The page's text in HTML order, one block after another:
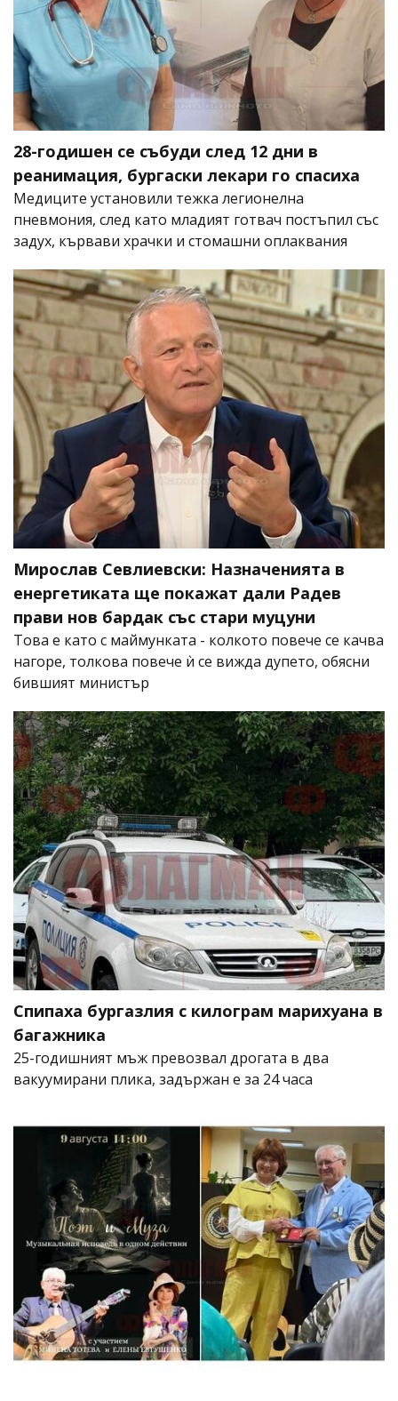
28-годишен се събуди след 12 дни в
реанимация, бургаски лекари го спасиха
Медиците установили тежка легионелна
пневмония, след като младият готвач постъпил със
задух, кървави храчки и стомашни оплаквания
Мирослав Севлиевски: Назначенията в
енергетиката ще покажат дали Радев
прави нов бардак със стари муцуни
Това е като с маймунката - колкото повече се качва
нагоре, толкова повече ѝ се вижда дупето, обясни
бившият министър
Спипаха бургазлия с килограм марихуана в
багажника
25-годишният мъж превозвал дрогата в два
вакуумирани плика, задържан е за 24 часа